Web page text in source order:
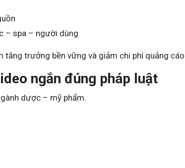
– spa – người dùng
tăng trưởng bền vững và giảm chi phí quảng
ngắn đúng pháp luật
dược – mỹ phẩm.